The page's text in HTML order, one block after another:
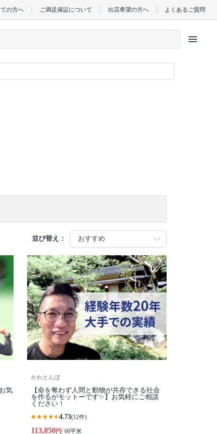
の方へ ご満足保証について 出店希望の方へ よくあるご質問
menu
並び替え：
気
かわとんぼ
【命を奪わず人間と動物が共存できる社会
を作るがモットーです✨】お気軽にご相談
ください！
4.73(12件)
113,850円/ 60平米